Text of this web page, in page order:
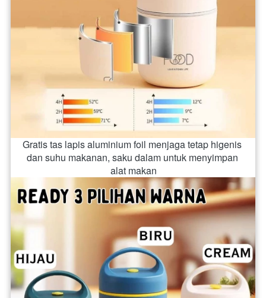
Gratis tas lapis aluminium foil menjaga tetap higenis
dan suhu makanan, saku dalam untuk menyimpan
alat makan